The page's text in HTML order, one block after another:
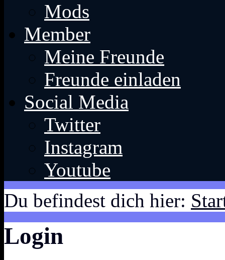
Mods
Member
Meine Freunde
Freunde einladen
Social Media
Twitter
Instagram
Youtube
Du befindest dich hier:
Login